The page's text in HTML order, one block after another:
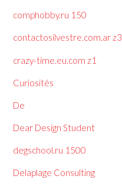
comphobby.ru 150
contactosilvestre.com.ar z3
crazy-time.eu.com z1
Curiosités
De
Dear Design Student
degschool.ru 1500
Delaplage Consulting